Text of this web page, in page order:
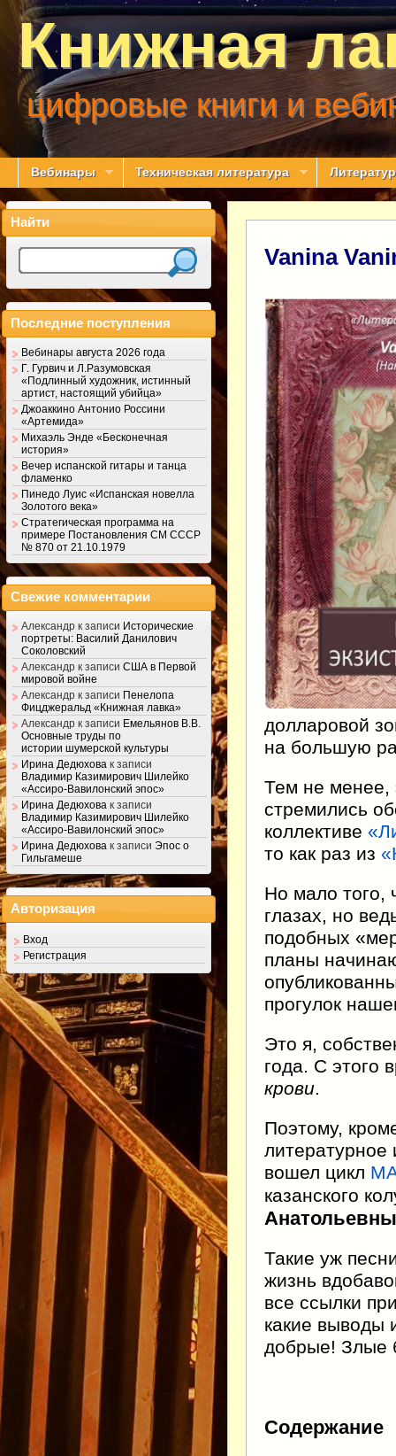
Книжная
цифровые книги и
Вебинары Техническая литература
Vanina
долларовой
на большую
Тем не менее,
стремились
коллективе
то как раз из
Но мало того,
глазах, но
подобных
планы
прогулок
Это я,
года. С этого
крови.
Поэтому,
вошел цикл
казанского
Такие уж
жизнь
все ссылки
какие выводы
добрые! Злые
Содержание
Найти
Последние поступления
Вебинары августа 2026 года
Г. Гурвич и Л.Разумовская
«Подлинный художник, истинный
артист, настоящий убийца»
Джоаккино Антонио Россини
«Артемида»
Михаэль Энде «Бесконечная
история»
Вечер испанской гитары и танца
фламенко
Пинедо Луис «Испанская новелла
Золотого века»
Стратегическая программа на
примере Постановления СМ СССР
№ 870 от 21.10.1979
Свежие комментарии
Александр к записи Исторические
портреты: Василий Данилович
Соколовский
Александр к записи США в Первой
мировой войне
Александр к записи Пенелопа
Фицджеральд «Книжная лавка»
Александр к записи Емельянов В.В.
Основные труды по
истории шумерской культуры
Ирина Дедюхова к записи
Владимир Казимирович Шилейко
«Ассиро-Вавилонский эпос»
Ирина Дедюхова к записи
Владимир Казимирович Шилейко
«Ассиро-Вавилонский эпос»
Ирина Дедюхова к записи Эпос о
Гильгамеше
Авторизация
Вход
Регистрация